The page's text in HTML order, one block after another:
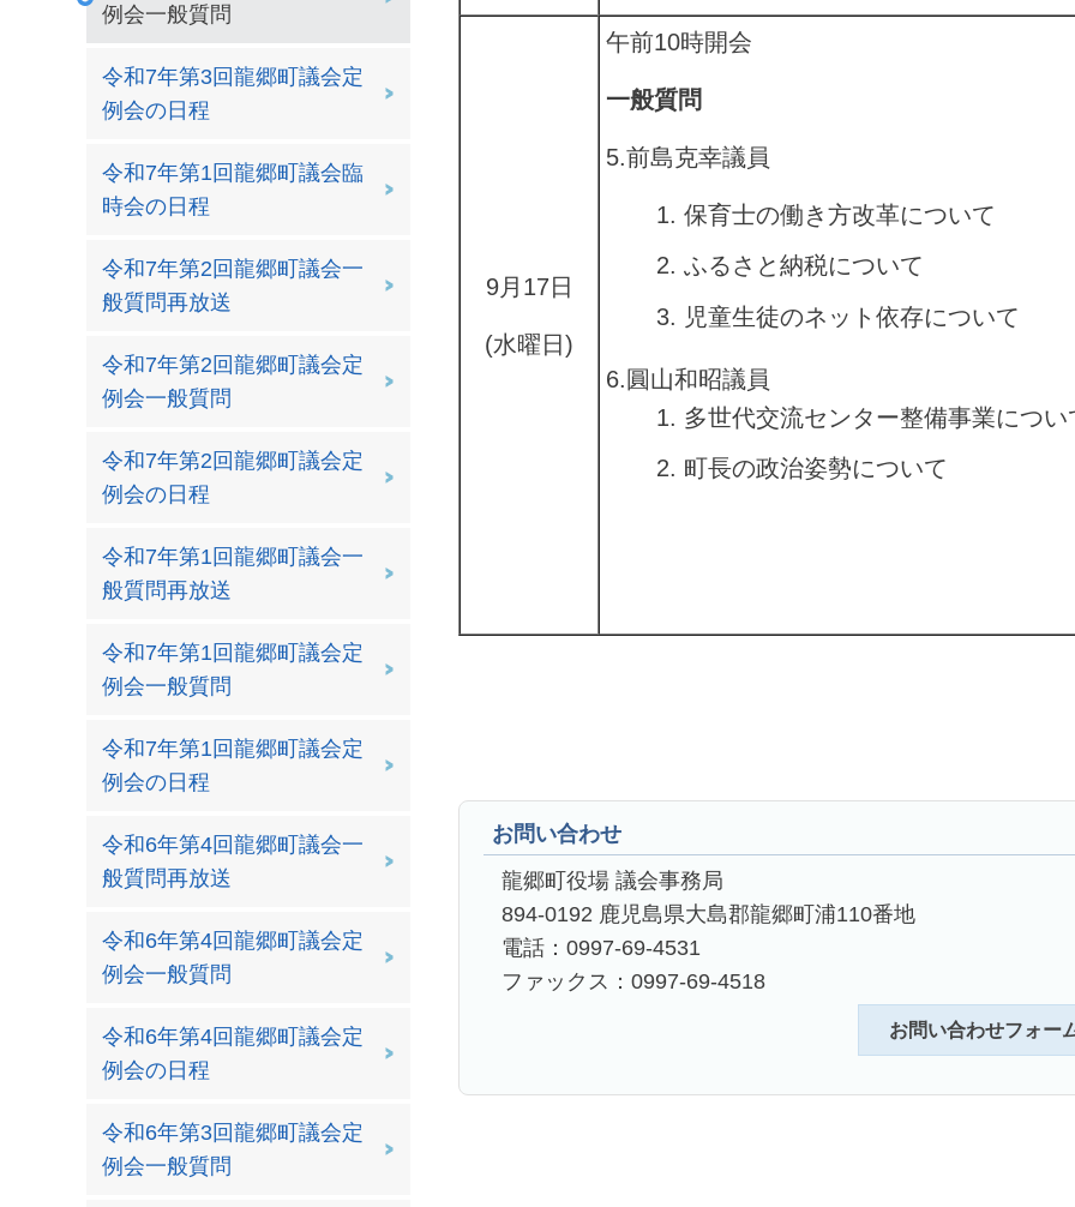
例会一般質問
令和7年第3回龍郷町議会定
例会の日程
令和7年第1回龍郷町議会臨
時会の日程
令和7年第2回龍郷町議会一
般質問再放送
令和7年第2回龍郷町議会定
例会一般質問
令和7年第2回龍郷町議会定
例会の日程
令和7年第1回龍郷町議会一
般質問再放送
令和7年第1回龍郷町議会定
例会一般質問
令和7年第1回龍郷町議会定
例会の日程
令和6年第4回龍郷町議会一
般質問再放送
令和6年第4回龍郷町議会定
例会一般質問
令和6年第4回龍郷町議会定
例会の日程
令和6年第3回龍郷町議会定
例会一般質問
9月17日
(水曜日)
午前10時開会
一般質問
5.前島克幸議員
保育士の働き方改革について
ふるさと納税について
児童生徒のネット依存について
6.圓山和昭議員
多世代交流センター整備事業につい
町長の政治姿勢について
お問い合わせ
龍郷町役場 議会事務局
894-0192 鹿児島県大島郡龍郷町浦110番地
電話：0997-69-4531
ファックス：0997-69-4518
お問い合わせフォー